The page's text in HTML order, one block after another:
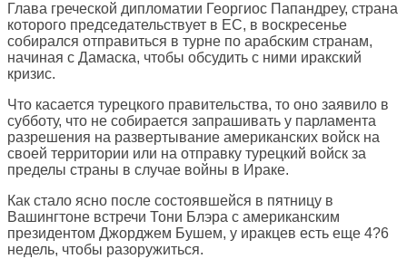
Глава греческой дипломатии Георгиос Папандреу, страна
которого председательствует в ЕС, в воскресенье
собирался отправиться в турне по арабским странам,
начиная с Дамаска, чтобы обсудить с ними иракский
кризис.
Что касается турецкого правительства, то оно заявило в
субботу, что не собирается запрашивать у парламента
разрешения на развертывание американских войск на
своей территории или на отправку турецкий войск за
пределы страны в случае войны в Ираке.
Как стало ясно после состоявшейся в пятницу в
Вашингтоне встречи Тони Блэра с американским
президентом Джорджем Бушем, у иракцев есть еще 4?6
недель, чтобы разоружиться.